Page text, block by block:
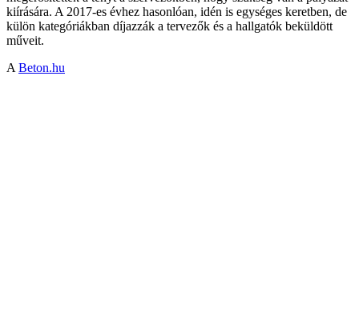
kiírására. A 2017-es évhez hasonlóan, idén is egységes keretben, de
külön kategóriákban díjazzák a tervezők és a hallgatók beküldött
műveit.
A Beton.hu